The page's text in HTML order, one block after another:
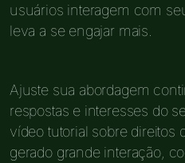
usuários interagem com
leva a se engajar mais.
Ajuste sua abordagem
respostas e interesses do
vídeo tutorial sobre direitos
gerado grande interação,